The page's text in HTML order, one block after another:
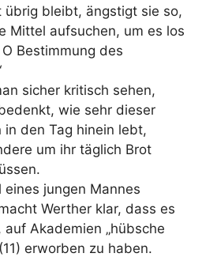
übrig bleibt, ängstigt sie so,
Mittel aufsuchen, um es los
Bestimmung des
sicher kritisch sehen,
wie sehr dieser
in den Tag hinein lebt,
um ihr täglich Brot
eines jungen Mannes
Werther klar, dass es
auf Akademien „hübsche
erworben zu haben.